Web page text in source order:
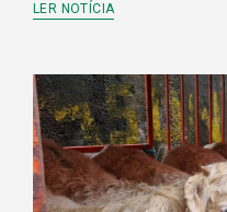
LER NOTÍCIA